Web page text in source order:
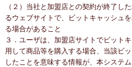
（２）当社と加盟店との契約が終了し
るウェブサイトで、ビットキャッシュ
る場合があること
３．ユーザは、加盟店サイトでビット
用して商品等を購入する場合、当該ビ
したことを意味する情報が、本システ